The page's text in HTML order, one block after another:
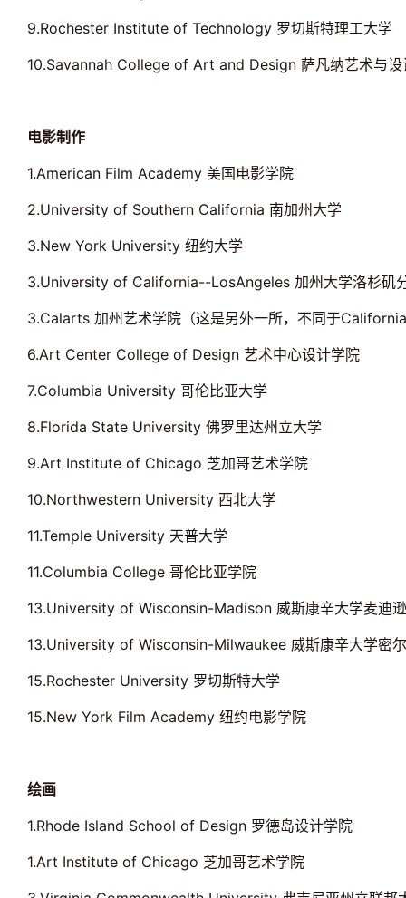
9.Rochester Institute of Technology 罗切斯特理工大学
10.Savannah College of Art and Design 萨凡纳艺术与设
电影制作
1.American Film Academy 美国电影学院
2.University of Southern California 南加州大学
3.New York University 纽约大学
3.University of California--LosAngeles 加州大学洛杉矶
3.Calarts 加州艺术学院（这是另外一所，不同于
6.Art Center College of Design 艺术中心设计学院
7.Columbia University 哥伦比亚大学
8.Florida State University 佛罗里达州立大学
9.Art Institute of Chicago 芝加哥艺术学院
10.Northwestern University 西北大学
11.Temple University 天普大学
11.Columbia College 哥伦比亚学院
13.University of Wisconsin-Madison 威斯康辛大学麦迪
13.University of Wisconsin-Milwaukee 威斯康辛大学密
15.Rochester University 罗切斯特大学
15.New York Film Academy 纽约电影学院
绘画
1.Rhode Island School of Design 罗德岛设计学院
1.Art Institute of Chicago 芝加哥艺术学院